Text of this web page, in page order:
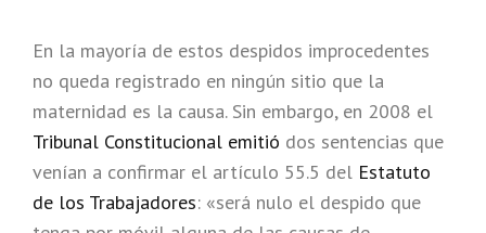
En la mayoría de estos despidos improcedentes
no queda registrado en ningún sitio que la
maternidad es la causa. Sin embargo, en 2008 el
Tribunal Constitucional emitió dos sentencias que
venían a confirmar el artículo 55.5 del Estatuto
de los Trabajadores: «será nulo el despido que